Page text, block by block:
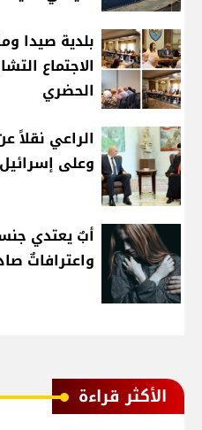
بلدية صيدا
الاجتماع
الحضري
الراعي نقلاً
وعلى
أبٌ يعتدي
واعترافاتٌ
الأكثر قراءة